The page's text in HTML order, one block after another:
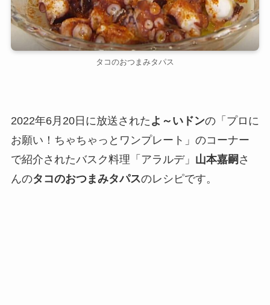
タコのおつまみタパス
2022年6月20日に放送された よ～いドンの「プロに
お願い！ちゃちゃっとワンプレート」のコーナー
で紹介されたバスク料理「アラルデ」 山本嘉嗣 さ
んのタコのおつまみタパスのレシピです。